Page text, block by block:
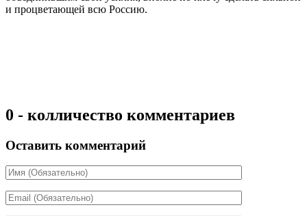
и процветающей всю Россию.
0 - колличество комментариев
Оставить комментарий